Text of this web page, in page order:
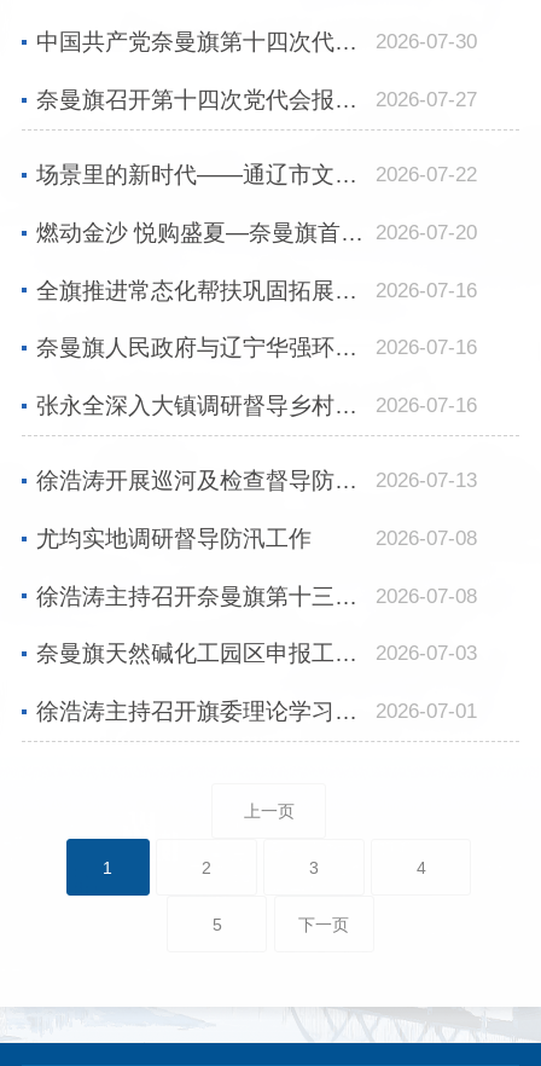
中国共产党奈曼旗第十四次代表大会开幕 2026-07-30
奈曼旗召开第十四次党代会报告征求意见座谈会 2026-07-27
场景里的新时代——通辽市文艺家采风创作活动走进奈曼旗 2026-07-22
燃动金沙 悦购盛夏—奈曼旗首届全民排球运动联赛开幕 2026-07-20
全旗推进常态化帮扶巩固拓展脱贫攻坚成果暨学习运用“千万工程”经验扎实推进宜居... 2026-07-16
奈曼旗人民政府与辽宁华强环保集团、中瑞恒丰辽宁公司招商引资座谈会召开 2026-07-16
张永全深入大镇调研督导乡村振兴项目建设 2026-07-16
徐浩涛开展巡河及检查督导防汛防灾工作 2026-07-13
尤均实地调研督导防汛工作 2026-07-08
徐浩涛主持召开奈曼旗第十三届党委第175次常委会（扩大）会议 2026-07-08
奈曼旗天然碱化工园区申报工作研究部署会召开 2026-07-03
徐浩涛主持召开旗委理论学习中心组2026年第7次集体学习（扩大）会议 2026-07-01
上一页
1 2 3 4
5 下一页